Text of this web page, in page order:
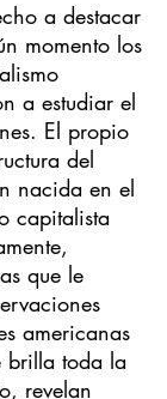
a destacar
momento los
a estudiar el
El propio
del
nacida en el
capitalista
que le
americanas
brilla toda la
revelan